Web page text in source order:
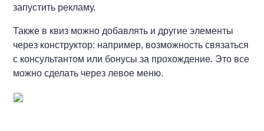
запустить рекламу.
Также в квиз можно добавлять и другие элементы
через конструктор: например, возможность связаться
с консультантом или бонусы за прохождение. Это все
можно сделать через левое меню.